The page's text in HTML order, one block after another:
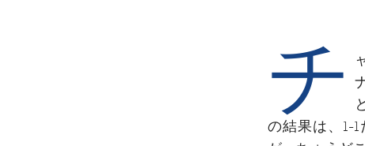
チ
の結果は、1-